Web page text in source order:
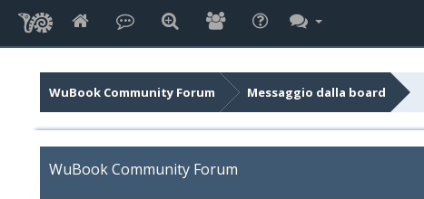
WuBook Community Forum Messaggio dalla board
WuBook Community Forum